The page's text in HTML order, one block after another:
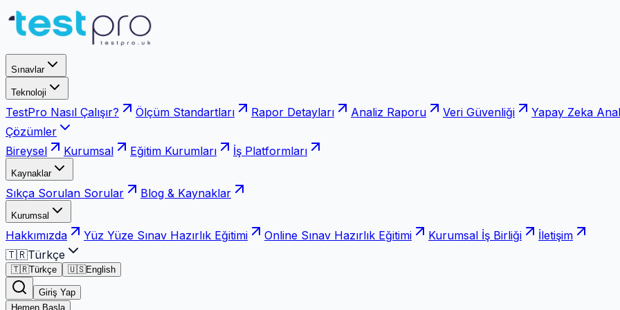
Sınavlar
Teknoloji
TestPro Nasıl Çalışır? Ölçüm Standartları Rapor Detayları Analiz Raporu Veri Güvenliği
Yapay Zeka
Çözümler
Bireysel
Kurumsal Eğitim Kurumları İş Platformları
Kaynaklar
Sıkça Sorulan Sorular Blog & Kaynaklar
Kurumsal
Hakkımızda Yüz Yüze Sınav Hazırlık Eğitimi Online Sınav Hazırlık Eğitimi Kurumsal İş Birliği
İletişim
🇹🇷Türkçe
🇹🇷Türkçe 🇺🇸English
Giriş Yap
Hemen Başla